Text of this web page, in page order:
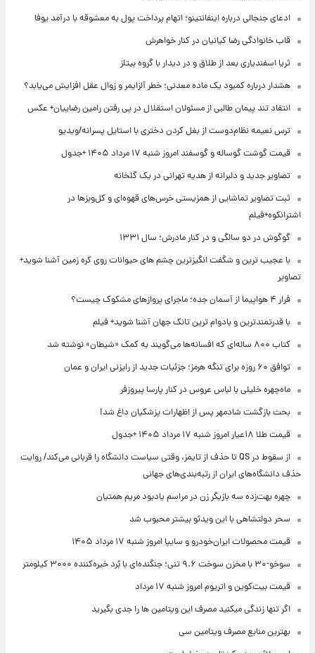
ادعای جنجالی درباره اینفانتینو؛ اتهام پرداخت پول به معشوقه با درآمد یوفا
قاب خانوادگی رضا کیانیان در کنار خواهرش
ثریا اسفندیاری بعد از طلاق و در دیدار با گروه بیتلز
هشدار درباره کمبود یک ماده معدنی؛ خطر آلزایمر و زوال عقل افزایش می‌یابد؟
انتقاد تند پیمان طالبی از مسئولان استقلال در پی رفتن رامین رضاییان+ عکس
ترس نعیمه نظام‌دوست از بغل کردن دختری با استایل پسرانه/ویدیو
قیمت گوشت گوساله و گوسفند امروز شنبه ۱۷ مرداد ۱۴۰۵ +جدول
تصاویر جدید و دلبرانه از هدیه تهرانی در یک گلخانه
ثبت تصاویر تماشایی از همزیستی خرس‌های قهوه‌ای و کل‌وبزها در
اشترانکوه+فیلم
گوگوش در دو سالگی و در کنار مادرش؛ سال ۱۳۳۱
با عجیب ترین و شگفت انگیزترین چشم های حیوانات روی کره زمین آشنا شوید+
تصاویر
فرار ۴ هواپیما از آسمان جده؛ ماجرای پروازهای مشکوک چیست؟
با قدرتمندترین و بادوام ترین تانک جهان آشنا شوید+ فیلم
کتاب ۸۰۰ ساله‌ای که افسانه‌ها می‌گویند به کمک «شیطان» نوشته شد
توافق ۶۰ روزه برای تنگه هرمز؛ جزئیات جدید از رایزنی ایران و عمان
ماه‌چهره خلیلی با لباس عروس در کنار پارسا پیروزفر
بحث بازگشت شادمهر پس از اظهارات پزشکیان داغ شد!
قیمت طلا ۱۸عیار امروز شنبه ۱۷ مرداد ۱۴۰۵ +جدول
از سقوط در QS تا حذف از تایمز، وقتی سیاست دانشگاه را قربانی می‌کند/ روایت
حذف دانشگاه‌های ایران از رتبه‌بندی‌های جهانی
چهره بهت‌زده سه بازیگر زن در مراسم یادبود مریم همتیان
سحر دولتشاهی با این ویدئو بیشتر محبوب شد
قیمت محصولات ایران‌خودرو و سایپا امروز شنبه ۱۷ مرداد ۱۴۰۵
سوخو-۳۰ با مخزن سوخت ۹.۶ تنی؛ جنگنده‌ای با بُرد خیره‌کننده ۳۰۰۰ کیلومتر
قیمت بیت‌کوین و اتریوم امروز شنبه ۱۷ مرداد
اگر تنها زندگی میکنید مصرف این ویتامین ها را جدی بگیرید
بهترین منابع مصرف ویتامین سی